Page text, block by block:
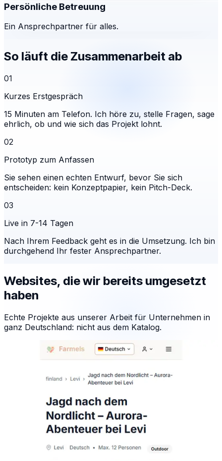
Persönliche Betreuung
Ein Ansprechpartner für alles.
So läuft die Zusammenarbeit ab
01
Kurzes Erstgespräch
15 Minuten am Telefon. Ich höre zu, stelle Fragen, sage
ehrlich, ob und wie sich das Projekt lohnt.
02
Prototyp zum Anfassen
Sie sehen einen echten Entwurf, bevor Sie sich
entscheiden: kein Konzeptpapier, kein Pitch-Deck.
03
Live in 7-14 Tagen
Nach Ihrem Feedback geht es in die Umsetzung. Ich bin
durchgehend Ihr fester Ansprechpartner.
Websites, die wir bereits umgesetzt
haben
Echte Projekte aus unserer Arbeit für Unternehmen in
ganz Deutschland: nicht aus dem Katalog.